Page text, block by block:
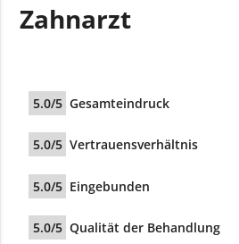
Zahnarzt
5.0/5 Gesamteindruck
5.0/5 Vertrauensverhältnis
5.0/5 Eingebunden
5.0/5 Qualität der Behandlung